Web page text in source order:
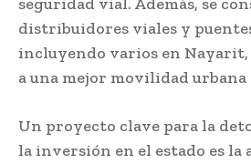
distribuidores viales y
incluyendo varios en
a una mejor movilidad
Un proyecto clave para la
la inversión en el estado es la